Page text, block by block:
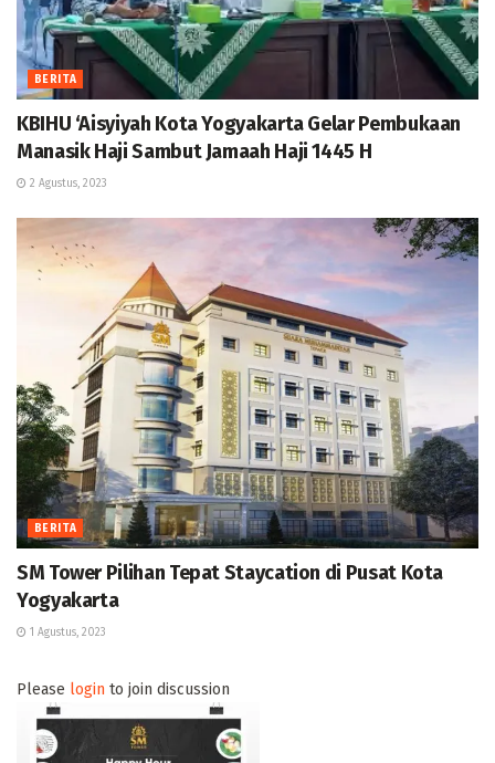
BERITA
KBIHU ‘Aisyiyah Kota Yogyakarta Gelar Pembukaan
Manasik Haji Sambut Jamaah Haji 1445 H
2 Agustus, 2023
BERITA
SM Tower Pilihan Tepat Staycation di Pusat Kota
Yogyakarta
1 Agustus, 2023
Please login to join discussion